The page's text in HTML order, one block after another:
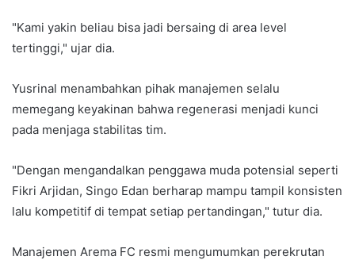
"Kami yakin beliau bisa jadi bersaing di area level
tertinggi," ujar dia.
Yusrinal menambahkan pihak manajemen selalu
memegang keyakinan bahwa regenerasi menjadi kunci
pada menjaga stabilitas tim.
"Dengan mengandalkan penggawa muda potensial seperti
Fikri Arjidan, Singo Edan berharap mampu tampil konsisten
lalu kompetitif di tempat setiap pertandingan," tutur dia.
Manajemen Arema FC resmi mengumumkan perekrutan